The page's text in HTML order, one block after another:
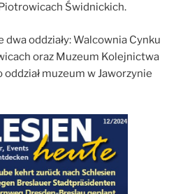
Świdnickich.
dwa oddziały: Walcownia Cynku
oraz Muzeum Kolejnictwa
muzeum w Jaworzynie